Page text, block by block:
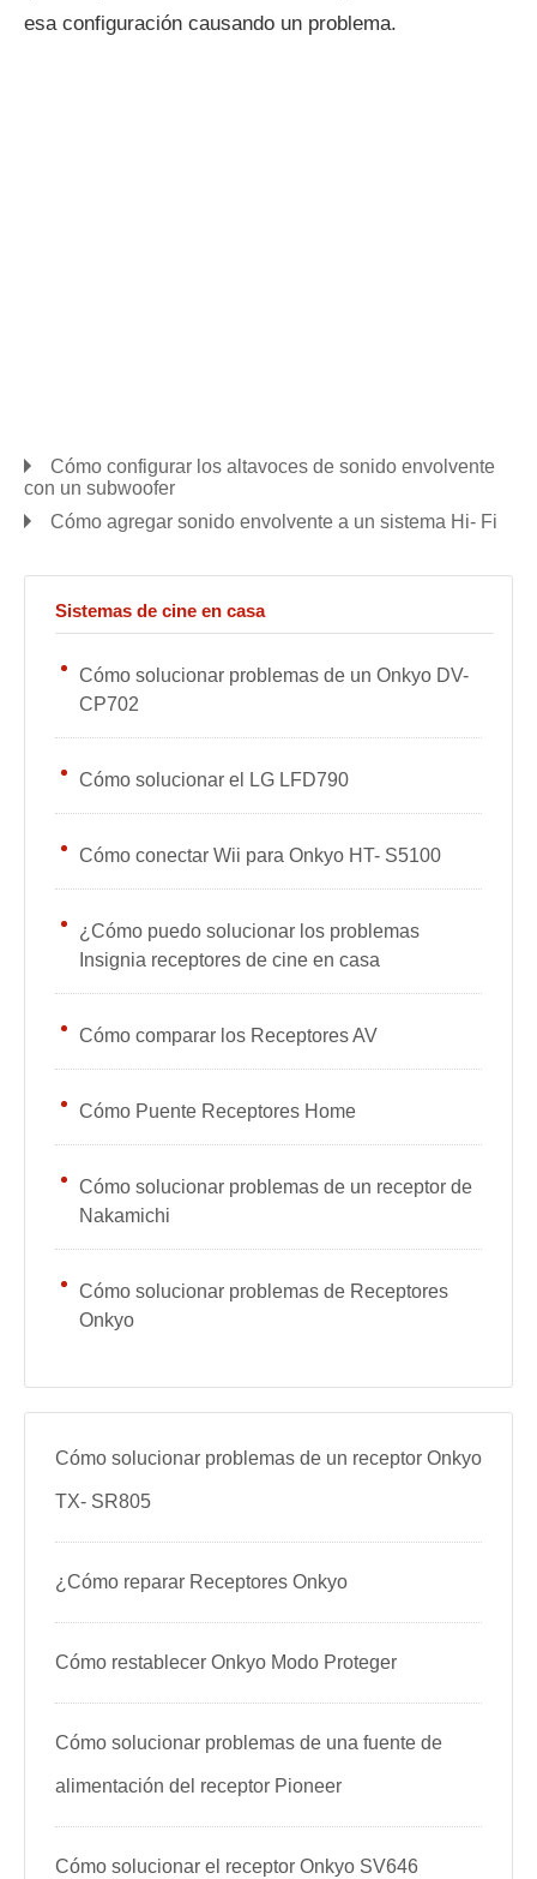
esa configuración causando un problema.
Cómo configurar los altavoces de sonido envolvente
con un subwoofer
Cómo agregar sonido envolvente a un sistema Hi- Fi
Sistemas de cine en casa
Cómo solucionar problemas de un Onkyo DV-
CP702
Cómo solucionar el LG LFD790
Cómo conectar Wii para Onkyo HT- S5100
¿Cómo puedo solucionar los problemas
Insignia receptores de cine en casa
Cómo comparar los Receptores AV
Cómo Puente Receptores Home
Cómo solucionar problemas de un receptor de
Nakamichi
Cómo solucionar problemas de Receptores
Onkyo
Cómo solucionar problemas de un receptor Onkyo
TX- SR805
¿Cómo reparar Receptores Onkyo
Cómo restablecer Onkyo Modo Proteger
Cómo solucionar problemas de una fuente de
alimentación del receptor Pioneer
Cómo solucionar el receptor Onkyo SV646